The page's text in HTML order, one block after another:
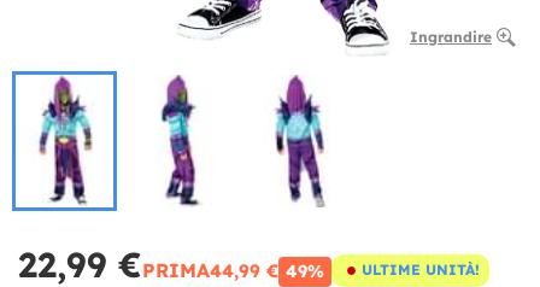
Ingrandire
22,99 €PRIMA44,99 € 49% ULTIME UNITÀ!